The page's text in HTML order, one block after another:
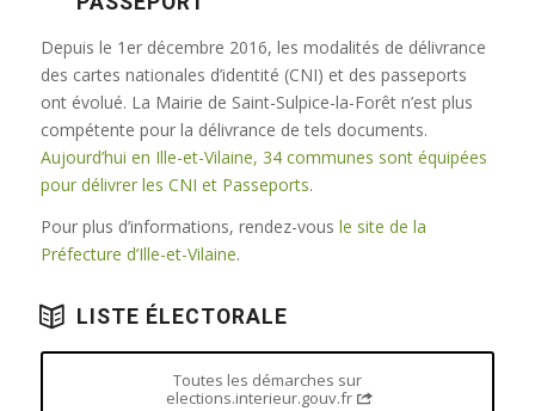
Depuis le 1er décembre 2016, les modalités de délivrance
des cartes nationales d’identité (CNI) et des passeports
ont évolué. La Mairie de Saint-Sulpice-la-Forêt n’est plus
compétente pour la délivrance de tels documents.
Aujourd’hui en Ille-et-Vilaine, 34 communes sont équipées
pour délivrer les CNI et Passeports.
Pour plus d’informations, rendez-vous le site de la
Préfecture d’Ille-et-Vilaine.
LISTE ÉLECTORALE
Toutes les démarches sur
elections.interieur.gouv.fr